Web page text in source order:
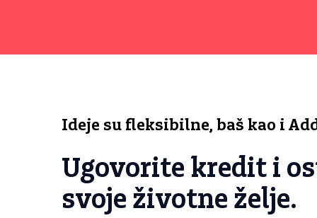
Ideje su fleksibilne, baš kao i
Ugovorite kredit i
svoje životne želje.